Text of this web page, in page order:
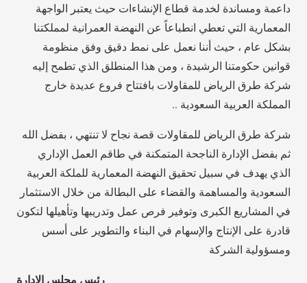
داعمة ومساندة لخدمة قطاع الإنشاءات حيث يعتبر الواجهة
المعمارية التي تعطي انطباعاً عن النهضة العمرانية لمملكتنا
بشكل عام ، حيث أننا نعمل على نمط دقيق وفق منظومة
قوانين حكومتنا الرشيدة ، ومن هذا المنطلق الذي تطمح إليه
شركة طرق الرياض للمقاولات بافتتاح فروع عديدة خارج
المملكة العربية السعودية ..
شركة طرق الرياض للمقاولات قصة نجاح لا تنتهي ، بفضل الله
ثم بفضل الإدارة الناجحة المتمكنة في طاقم العمل الإداري
الذي يهدف في سبيل تحقيق النهضة المعمارية للملكة العربية
السعودية والمساهمة والقضاء على البطالة من خلال الاستثمار
في المشاريع الكبرى وتوفير فرص عمل وتدريبها وتأهيلها لتكون
قادرة على الإنتاج والإسهام في البناء والتطوير على أسس
ومسؤولية الشركة
رئيس مجلس الإدارة